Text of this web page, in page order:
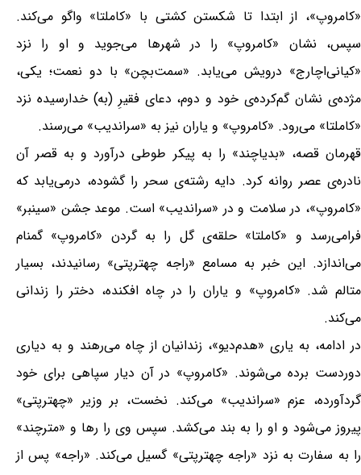
«کامروپ»، از ابتدا تا شکستن کشتی با «کاملتا» واگو می‌کند.
سپس، نشان «کامروپ» را در شهرها می‌جوید و او را نزد
«کیانی‌اچارج» درویش می‌یابد. «سمت‌بچن» با دو نعمت؛ یکی،
مژدە‌ی نشان گم‌کردە‌ی خود و دوم، دعای فقیرِ (به) خدارسیده نزد
«کاملتا» می‌رود. «کامروپ» و یاران نیز به «سراندیب» می‌رسند.
قهرمان قصه، «بدیاچند» را به پیکر طوطی درآورد و به قصر آن
نادرە‌ی عصر روانه کرد. دایه رشتە‌ی سحر را گشوده، درمی‌یابد که
«کامروپ»، در سلامت و در «سراندیب» است. موعد جشن «سینبر»
فرامی‌رسد و «کاملتا» حلقە‌ی گل را به گردن «کامروپ» گمنام
می‌اندازد. این خبر به مسامع «راجه چهترپتی» رسانیدند، بسیار
متالم شد. «کامروپ» و یاران را در چاه افکنده، دختر را زندانی
می‌کند.
در ادامه، به یاری «هدم‌دیو»، زندانیان از چاه می‌رهند و به دیاری
دوردست برده می‌شوند. «کامروپ» در آن دیار سپاهی برای خود
گردآورده، عزم «سراندیب» می‌کند. نخست، بر وزیر «چهترپتی»
پیروز می‌شود و او را به بند می‌کشد. سپس وی را رها و «مترچند»
را به سفارت به نزد «راجه چهترپتی» گسیل می‌کند. «راجه» پس از